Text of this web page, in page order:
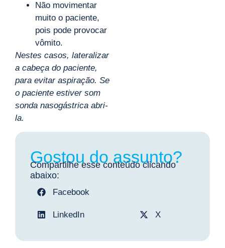
Não movimentar
muito o paciente,
pois pode provocar
vômito.
Nestes casos, lateralizar
a cabeça do paciente,
para evitar aspiração. Se
o paciente estiver som
sonda nasogástrica abri-
la.
Gostou do assunto?
Compartilhe esse conteúdo clicando
abaixo:
Facebook
LinkedIn X